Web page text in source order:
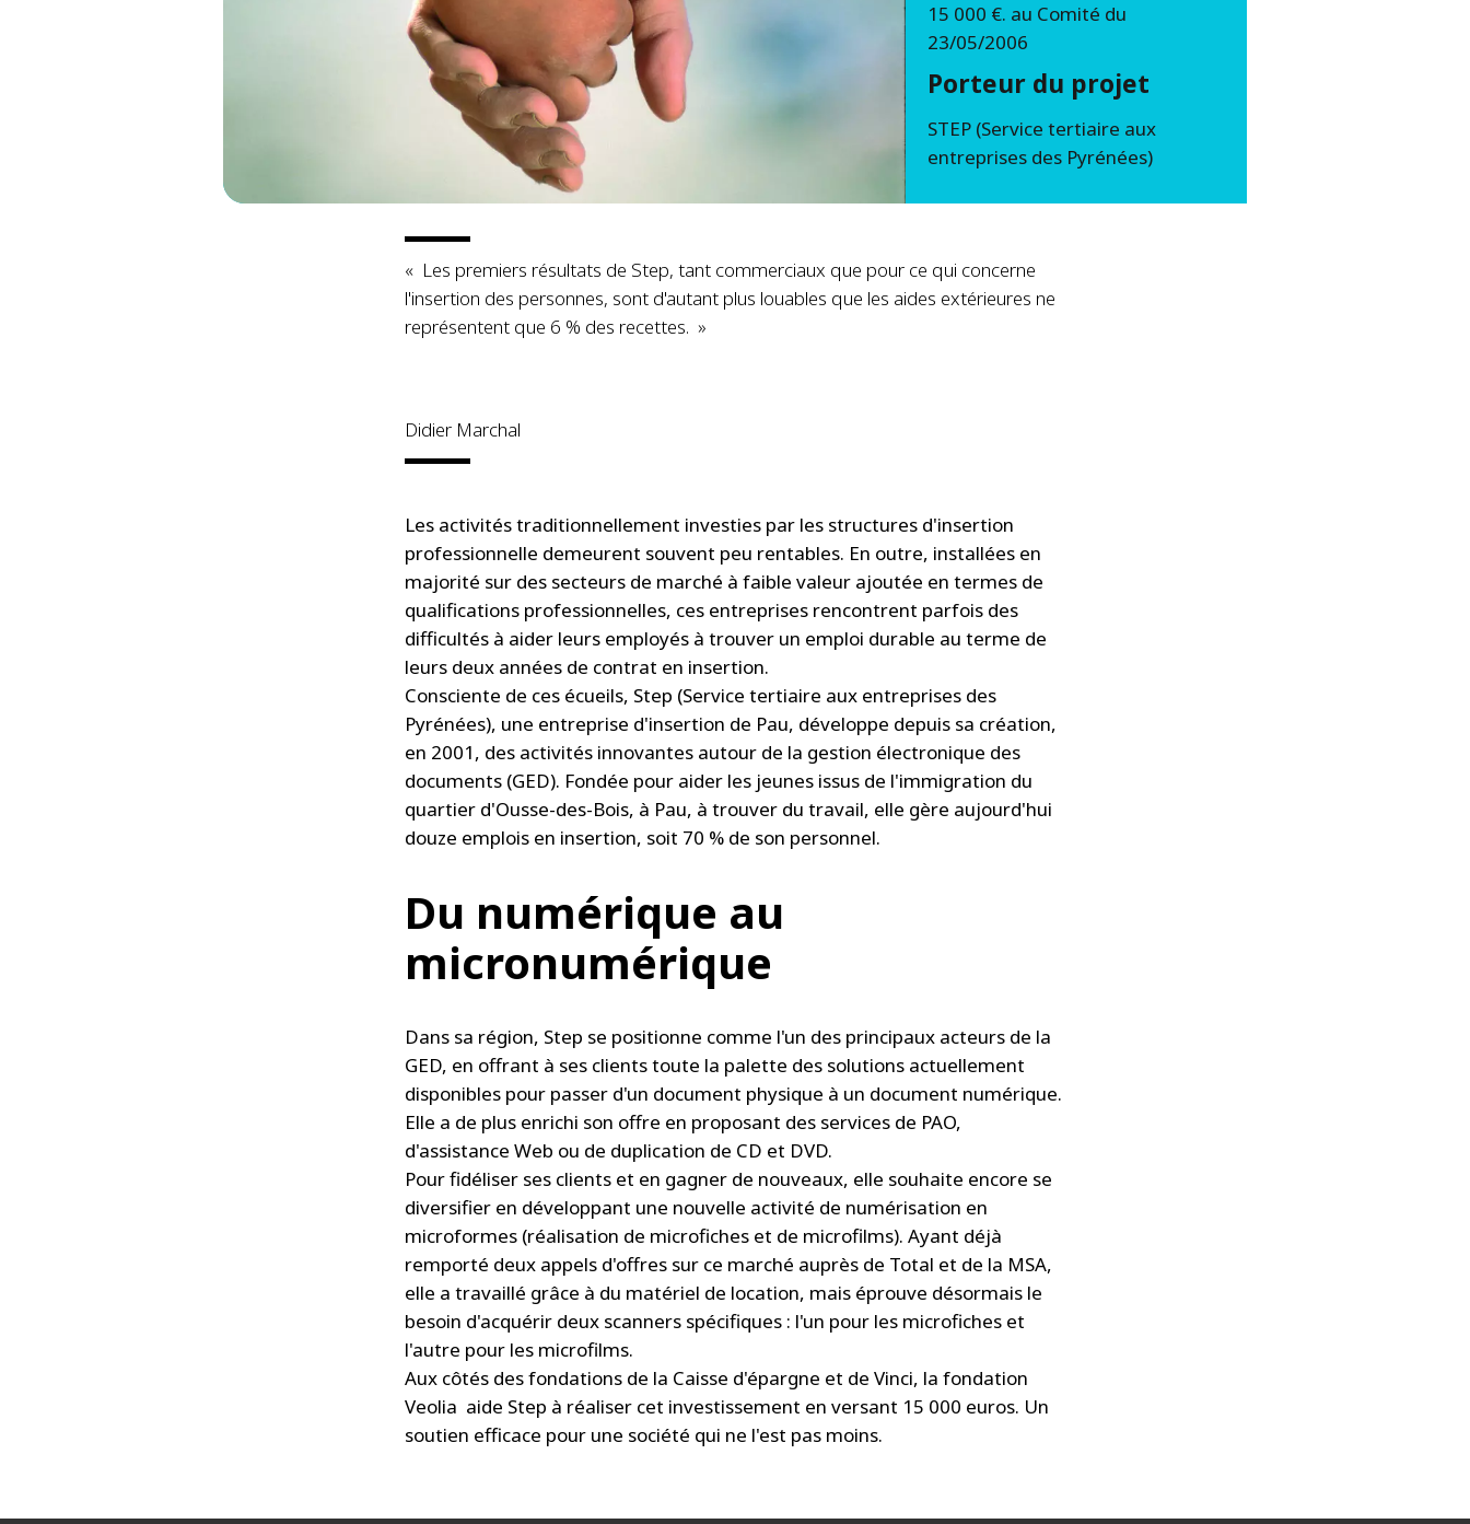
15 000 €. au Comité du
23/05/2006
Porteur du projet
STEP (Service tertiaire aux
entreprises des Pyrénées)
« Les premiers résultats de Step, tant commerciaux que pour ce qui concerne
l'insertion des personnes, sont d'autant plus louables que les aides extérieures ne
représentent que 6 % des recettes. »
Didier Marchal
Les activités traditionnellement investies par les structures d'insertion
professionnelle demeurent souvent peu rentables. En outre, installées en
majorité sur des secteurs de marché à faible valeur ajoutée en termes de
qualifications professionnelles, ces entreprises rencontrent parfois des
difficultés à aider leurs employés à trouver un emploi durable au terme de
leurs deux années de contrat en insertion.
Consciente de ces écueils, Step (Service tertiaire aux entreprises des
Pyrénées), une entreprise d'insertion de Pau, développe depuis sa création,
en 2001, des activités innovantes autour de la gestion électronique des
documents (GED). Fondée pour aider les jeunes issus de l'immigration du
quartier d'Ousse-des-Bois, à Pau, à trouver du travail, elle gère aujourd'hui
douze emplois en insertion, soit 70 % de son personnel.
Du numérique au
micronumérique
Dans sa région, Step se positionne comme l'un des principaux acteurs de la
GED, en offrant à ses clients toute la palette des solutions actuellement
disponibles pour passer d'un document physique à un document numérique.
Elle a de plus enrichi son offre en proposant des services de PAO,
d'assistance Web ou de duplication de CD et DVD.
Pour fidéliser ses clients et en gagner de nouveaux, elle souhaite encore se
diversifier en développant une nouvelle activité de numérisation en
microformes (réalisation de microfiches et de microfilms). Ayant déjà
remporté deux appels d'offres sur ce marché auprès de Total et de la MSA,
elle a travaillé grâce à du matériel de location, mais éprouve désormais le
besoin d'acquérir deux scanners spécifiques : l'un pour les microfiches et
l'autre pour les microfilms.
Aux côtés des fondations de la Caisse d'épargne et de Vinci, la fondation
Veolia aide Step à réaliser cet investissement en versant 15 000 euros. Un
soutien efficace pour une société qui ne l'est pas moins.